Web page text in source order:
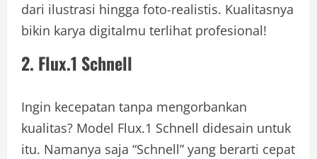
dari ilustrasi hingga foto-realistis. Kualitasnya
bikin karya digitalmu terlihat profesional!
2. Flux.1 Schnell
Ingin kecepatan tanpa mengorbankan
kualitas? Model Flux.1 Schnell didesain untuk
itu. Namanya saja “Schnell” yang berarti cepat